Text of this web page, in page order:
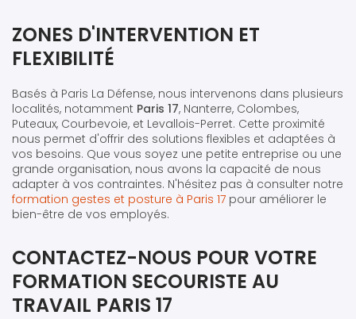
ZONES D'INTERVENTION ET
FLEXIBILITÉ
Basés à Paris La Défense, nous intervenons dans plusieurs
localités, notamment Paris 17, Nanterre, Colombes,
Puteaux, Courbevoie, et Levallois-Perret. Cette proximité
nous permet d'offrir des solutions flexibles et adaptées à
vos besoins. Que vous soyez une petite entreprise ou une
grande organisation, nous avons la capacité de nous
adapter à vos contraintes. N'hésitez pas à consulter notre
formation gestes et posture à Paris 17 pour améliorer le
bien-être de vos employés.
CONTACTEZ-NOUS POUR VOTRE
FORMATION SECOURISTE AU
TRAVAIL PARIS 17